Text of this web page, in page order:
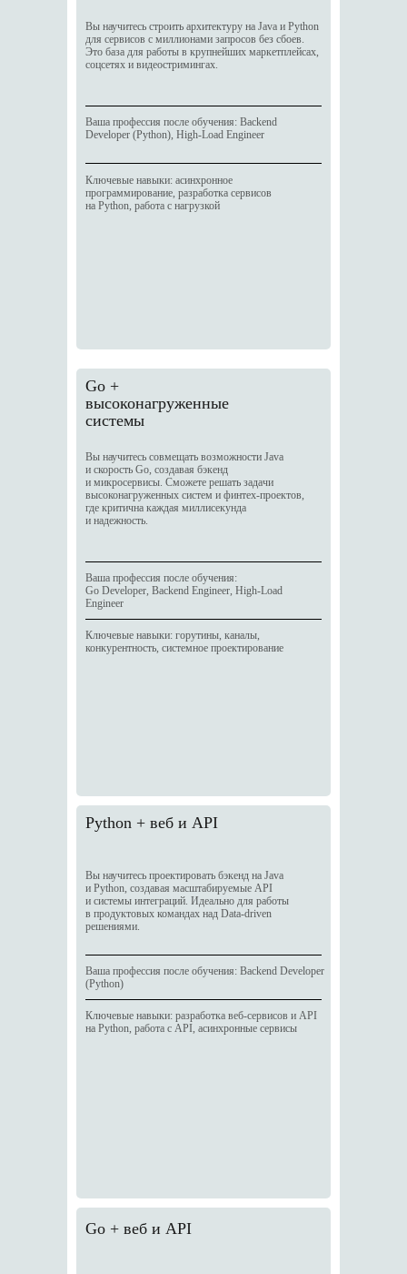
Вы научитесь строить архитектуру на Java и Python
для сервисов с миллионами запросов без сбоев.
Это база для работы в крупнейших маркетплейсах,
соцсетях и видеостримингах.
Ваша профессия после обучения: Backend
Developer (Python), High-Load Engineer
Ключевые навыки: асинхронное
программирование, разработка сервисов
на Python, работа с нагрузкой
Python + веб и API
Вы научитесь проектировать бэкенд на Java
и Python, создавая масштабируемые API
и системы интеграций. Идеально для работы
в продуктовых командах над Data-driven
решениями.
Ваша профессия после обучения: Backend Developer
(Python)
Ключевые навыки: разработка веб-сервисов и API
на Python, работа с API, асинхронные сервисы
Go + веб и API
Вы научитесь совмещать возможности Java
и скорость Go, создавая бэкенд
и микросервисы. Сможете решать задачи
высоконагруженных систем и финтех-проектов,
где критична каждая миллисекунда
и надежность.
Ваша профессия после обучения:
Go Developer, Backend Engineer, High-Load
Engineer
Ключевые навыки: горутины, каналы,
конкурентность, системное проектирование
Go +
высоконагруженные
системы